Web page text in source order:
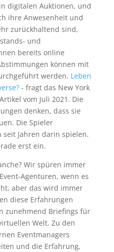
digitalen Auktionen, und
ihre Anwesenheit und
zurückhaltend sind,
und
bereits online
können mit
werden. Leben
- fragt das New York
vom Juli 2021. Die
denken, dass sie
Die Spieler
seit Jahren darin spielen.
erst ein.
Wir spüren immer
Agenturen, wenn es
aber das wird immer
diese Erfahrungen
zunehmend Briefings für
Welt. Zu den
Eventmanagers
und die Erfahrung,